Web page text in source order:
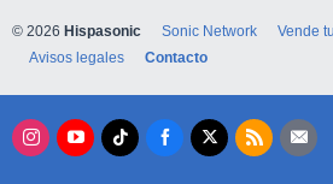
© 2026 Hispasonic Sonic Network Vende
Avisos legales
Contacto